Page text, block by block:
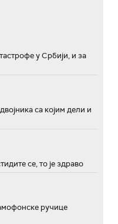
у Србији, и за
са којим дели и
се, то је здраво
ручице